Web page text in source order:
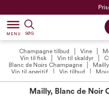
dehaze
MENU SØG
Champagne tilbud Vine
Vin til fisk
Vin til skaldyr
Blanc de Noirs Champagne
Vin til aperitif
Vin tilbud
Mailly, Blanc de Noir